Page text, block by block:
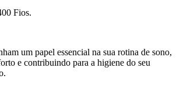
Fios.
um papel essencial na sua rotina de sono,
e contribuindo para a higiene do seu